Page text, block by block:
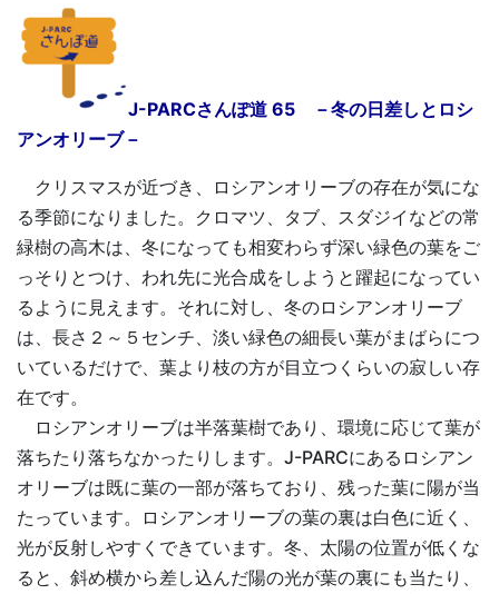
J-PARCさんぽ道 65 －冬の日差しとロシ
アンオリーブ－
クリスマスが近づき、ロシアンオリーブの存在が気にな
る季節になりました。クロマツ、タブ、スダジイなどの常
緑樹の高木は、冬になっても相変わらず深い緑色の葉をご
っそりとつけ、われ先に光合成をしようと躍起になってい
るように見えます。それに対し、冬のロシアンオリーブ
は、長さ２～５センチ、淡い緑色の細長い葉がまばらにつ
いているだけで、葉より枝の方が目立つくらいの寂しい存
在です。
ロシアンオリーブは半落葉樹であり、環境に応じて葉が
落ちたり落ちなかったりします。J-PARCにあるロシアン
オリーブは既に葉の一部が落ちており、残った葉に陽が当
たっています。ロシアンオリーブの葉の裏は白色に近く、
光が反射しやすくできています。冬、太陽の位置が低くな
ると、斜め横から差し込んだ陽の光が葉の裏にも当たり、